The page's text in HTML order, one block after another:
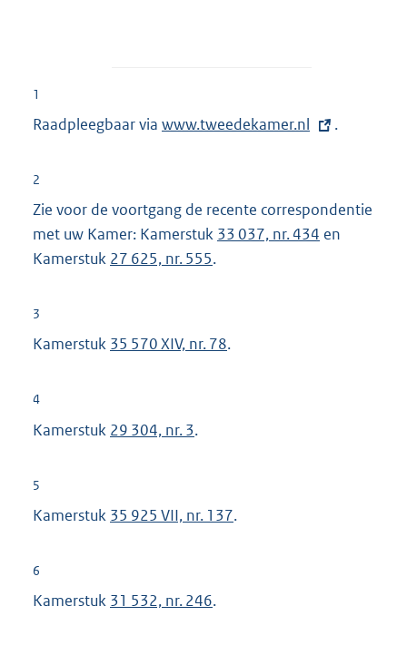
1
Raadpleegbaar via E
e
n
www.tweedekamer.nl .
2
Zie voor de voortgang de recente correspondentie
met uw Kamer: Kamerstuk 33 037, nr. 434 en
Kamerstuk 27 625, nr. 555.
3
Kamerstuk 35 570 XIV, nr. 78.
4
Kamerstuk 29 304, nr. 3.
5
Kamerstuk 35 925 VII, nr. 137.
6
Kamerstuk 31 532, nr. 246.